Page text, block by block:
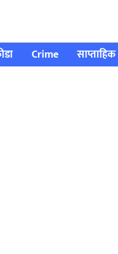
Crime साप्ताहिक